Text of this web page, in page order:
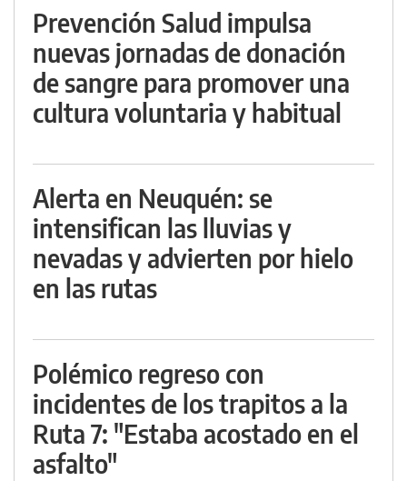
Prevención Salud impulsa
nuevas jornadas de donación
de sangre para promover una
cultura voluntaria y habitual
Alerta en Neuquén: se
intensifican las lluvias y
nevadas y advierten por hielo
en las rutas
Polémico regreso con
incidentes de los trapitos a la
Ruta 7: "Estaba acostado en el
asfalto"